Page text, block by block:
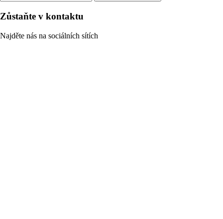
Zůstaňte v kontaktu
Najděte nás na sociálních sítích